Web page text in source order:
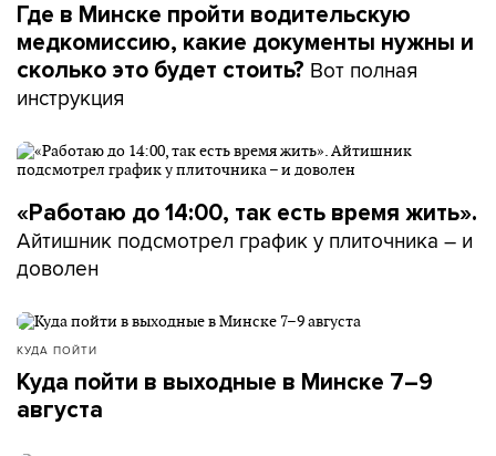
Где в Минске пройти водительскую
медкомиссию, какие документы нужны и
сколько это будет стоить? Вот полная
инструкция
«Работаю до 14:00, так есть время жить».
Айтишник подсмотрел график у плиточника – и
доволен
КУДА ПОЙТИ
Куда пойти в выходные в Минске 7–9
августа